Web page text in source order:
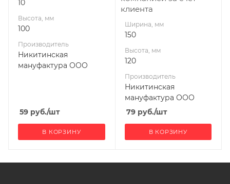
10
Высота, мм
100
Производитель
Никитинская
мануфактура ООО
59 руб./шт
В КОРЗИНУ
клиента
Ширина, мм
150
Высота, мм
120
Производитель
Никитинская
мануфактура ООО
79руб./шт
В КОРЗИНУ